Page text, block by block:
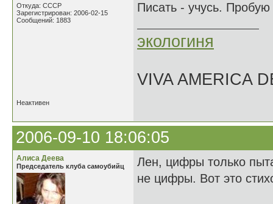
Откуда: СССР
Зарегистрирован: 2006-02-15
Сообщений: 1883
Писать - учусь.
экологиня
VIVA AMERICA
Неактивен
2006-09-10 18:06:05
Алиса Деева
Председатель клуба самоубийц
Лен, цифры только
не цифры. Вот это